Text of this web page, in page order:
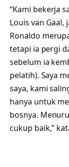
“Kami bekerja
Louis van
Ronaldo
tetapi ia pergi
sebelum ia
pelatih). Saya
saya, kami
hanya untuk
bosnya.
cukup baik,”